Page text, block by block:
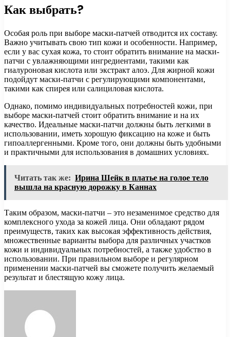
Как выбрать?
Особая роль при выборе маски-патчей отводится их составу.
Важно учитывать свою тип кожи и особенности. Например,
если у вас сухая кожа, то стоит обратить внимание на маски-
патчи с увлажняющими ингредиентами, такими как
гиалуроновая кислота или экстракт алоэ. Для жирной кожи
подойдут маски-патчи с регулирующими компонентами,
такими как спирея или салициловая кислота.
Однако, помимо индивидуальных потребностей кожи, при
выборе маски-патчей стоит обратить внимание и на их
качество. Идеальные маски-патчи должны быть легкими в
использовании, иметь хорошую фиксацию на коже и быть
гипоаллергенными. Кроме того, они должны быть удобными
и практичными для использования в домашних условиях.
Читать так же: Ирина Шейк в платье на голое тело
вышла на красную дорожку в Каннах
Таким образом, маски-патчи – это незаменимое средство для
комплексного ухода за кожей лица. Они обладают рядом
преимуществ, таких как высокая эффективность действия,
множественные варианты выбора для различных участков
кожи и индивидуальных потребностей, а также удобство в
использовании. При правильном выборе и регулярном
применении маски-патчей вы сможете получить желаемый
результат и блестящую кожу лица.